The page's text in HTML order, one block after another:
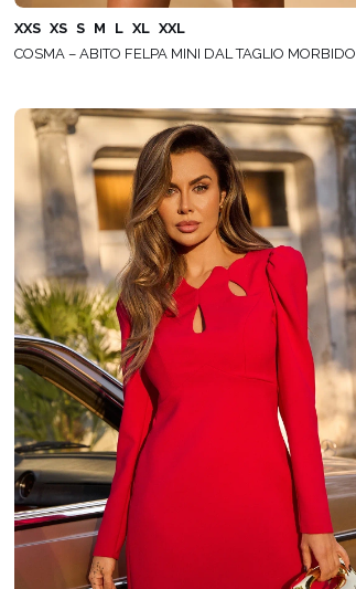
XXS XS S M L XL XXL
COSMA – ABITO FELPA MINI DAL TAGLIO MORBIDO